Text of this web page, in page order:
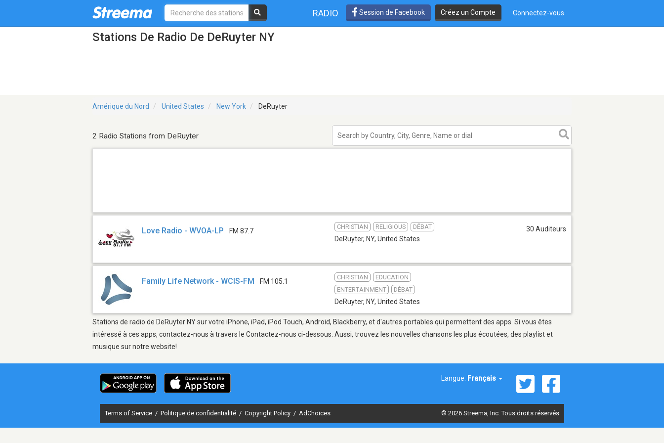
RADIO Session de Facebook Créez un Compte Connectez-vous
Stations De Radio De DeRuyter NY
Amérique du Nord United States New York DeRuyter
2 Radio Stations from DeRuyter
Love Radio - WVOA-LP FM 87.7
CHRISTIAN RELIGIOUS DÉBAT
DeRuyter, NY, United States
30 Auditeurs
Family Life Network - WCIS-FM FM 105.1
CHRISTIAN
EDUCATION
ENTERTAINMENT
DÉBAT
DeRuyter, NY, United States
Stations de radio de DeRuyter NY sur votre iPhone, iPad, iPod Touch, Android, Blackberry, et d'autres portables qui permettent des apps. Si vous êtes
intéressé à ces apps, contactez-nous à travers le Contactez-nous ci-dessous. Aussi, trouvez les nouvelles chansons les plus écoutées, des playlist et
musique sur notre website!
Langue: Français
Terms of Service / Politique de confidentialité / Copyright Policy / AdChoices © 2026 Streema, Inc. Tous droits réservés